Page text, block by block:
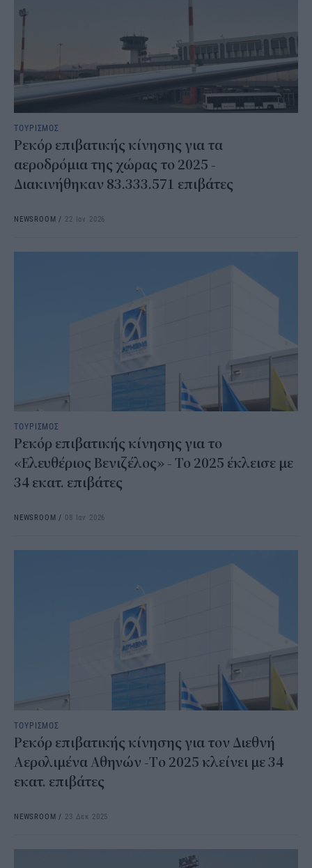
ΤΟΥΡΙΣΜΟΣ
Ρεκόρ επιβατικής κίνησης για τα
αεροδρόμια της χώρας το 2025 -
Διακινήθηκαν 83.333.571 επιβάτες
NEWSROOM / 22 Ιαν 2026
ΤΟΥΡΙΣΜΟΣ
Ρεκόρ επιβατικής κίνησης για το
«Ελευθέριος Βενιζέλος» - Το 2025 έκλεισε με
34 εκατ. επιβάτες
NEWSROOM / 08 Ιαν 2026
ΤΟΥΡΙΣΜΟΣ
Ρεκόρ επιβατικής κίνησης για τον Διεθνή
Αερολιμένα Αθηνών -Tο 2025 κλείνει με 34
εκατ. επιβάτες
NEWSROOM / 23 Δεκ 2025